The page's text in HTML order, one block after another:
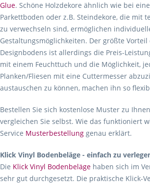
Glue. Schöne Holzdekore ähnlich wie bei
Parkettboden oder z.B. Steindekore, die mit
zu verwechseln sind, ermöglichen
Gestaltungsmöglichkeiten. Der größte Vorteil
Designbodens ist allerdings die Preis-
mit einem Feuchttuch und die Möglichkeit,
Planken/Fliesen mit eine Cuttermesser
austauschen zu können, machen ihn so
Bestellen Sie sich kostenlose Muster zu
vergleichen Sie selbst. Wie das funktioniert
Service Musterbestellung genau erklärt.
Klick Vinyl Bodenbeläge - einfach zu
Die Klick Vinyl Bodenbeläge haben sich im
sehr gut durchgesetzt. Die praktische Klick-